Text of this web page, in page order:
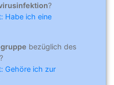
?
Habe ich eine
bezüglich des
Gehöre ich zur